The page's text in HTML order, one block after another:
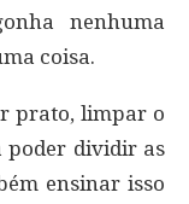
nenhuma
coisa.
prato, limpar o
poder dividir as
ensinar isso